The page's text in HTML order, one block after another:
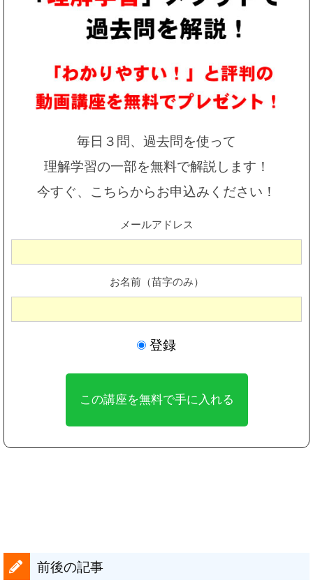
毎日３問、過去問を使って
理解学習の一部を無料で解説します！
今すぐ、こちらからお申込みください！
メールアドレス
お名前（苗字のみ）
登録
前後の記事